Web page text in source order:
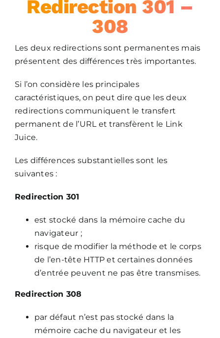
Redirection 301 –
308
Les deux redirections sont permanentes mais
présentent des différences très importantes.
Si l’on considère les principales
caractéristiques, on peut dire que les deux
redirections communiquent le transfert
permanent de l’URL et transfèrent le Link
Juice.
Les différences substantielles sont les
suivantes :
Redirection 301
est stocké dans la mémoire cache du
navigateur ;
risque de modifier la méthode et le corps
de l’en-tête HTTP et certaines données
d’entrée peuvent ne pas être transmises.
Redirection 308
par défaut n’est pas stocké dans la
mémoire cache du navigateur et les